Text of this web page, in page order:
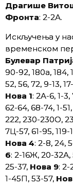
Драгише
Фронта: 2-2А.
Искључења у
временском
Булевар
90-92, 180а, 184,
52, 56, 72, 9-13,
Нова 1: 2А-6, 1-3,
62-64, 68-74, 1-51,
222, 230-230О,
7Ц-57, 61-95, 119-
Нова 4: 2-8, 24,
6: 2-16Ж, 20-32А,
25-37, Нова 9: 2-
1-45П, 53-57, Н